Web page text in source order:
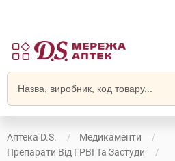
Аптека D.S.
Медикаменти
Препарати Від ГРВІ Та Застуди